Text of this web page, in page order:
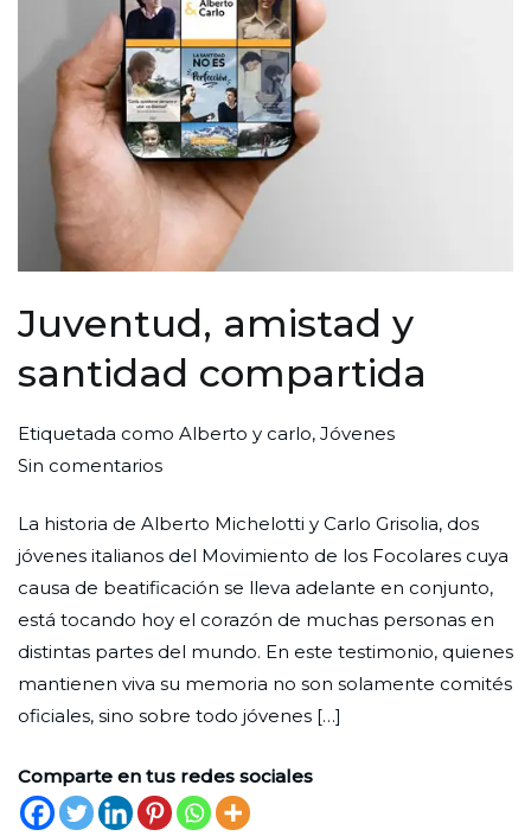
Juventud, amistad y
santidad compartida
Por
Redaccion
Nueva
Publicada
el
de
septiembre
de
2025
Publicada
en
Historias
Etiquetada como Alberto y carlo, Jóvenes
Sin comentariosen
amistad
y
santidad
compartida
La historia de Alberto Michelotti y Carlo Grisolia, dos
jóvenes italianos del Movimiento de los Focolares cuya
causa de beatificación se lleva adelante en conjunto,
está tocando hoy el corazón de muchas personas en
distintas partes del mundo. En este testimonio, quienes
mantienen viva su memoria no son solamente comités
oficiales, sino sobre todo jóvenes […]
Comparte en tus redes sociales